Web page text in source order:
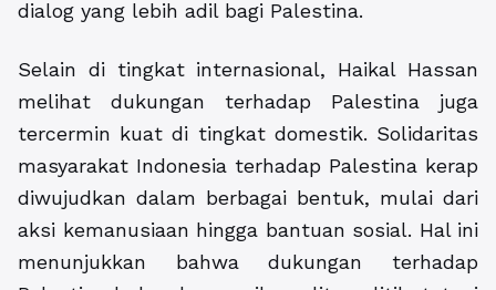
dialog yang lebih adil bagi Palestina.
Selain di tingkat internasional, Haikal Hassan
melihat dukungan terhadap Palestina juga
tercermin kuat di tingkat domestik. Solidaritas
masyarakat Indonesia terhadap Palestina kerap
diwujudkan dalam berbagai bentuk, mulai dari
aksi kemanusiaan hingga bantuan sosial. Hal ini
menunjukkan bahwa dukungan terhadap